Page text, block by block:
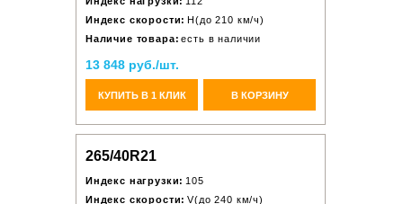
Индекс скорости: H(до 210 км/ч)
Наличие товара: есть в наличии
13 848 руб./шт.
КУПИТЬ В 1 КЛИК В КОРЗИНУ
265/40R21
Индекс нагрузки: 105
Индекс скорости: V(до 240 км/ч)